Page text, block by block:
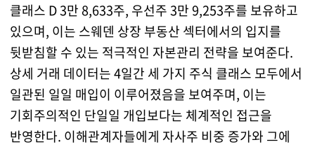
클래스 D 3만 8,633주, 우선주 3만 9,253주를 보유하고
있으며, 이는 스웨덴 상장 부동산 섹터에서의 입지를
뒷받침할 수 있는 적극적인 자본관리 전략을 보여준다.
상세 거래 데이터는 4일간 세 가지 주식 클래스 모두에서
일관된 일일 매입이 이루어졌음을 보여주며, 이는
기회주의적인 단일일 개입보다는 체계적인 접근을
반영한다. 이해관계자들에게 자사주 비중 증가와 그에